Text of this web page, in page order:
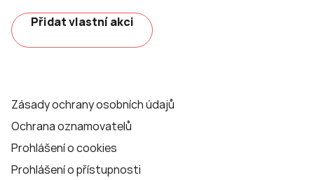
Přidat vlastní akci
Zásady ochrany osobních údajů
Ochrana oznamovatelů
Prohlášení o cookies
Prohlášení o přístupnosti